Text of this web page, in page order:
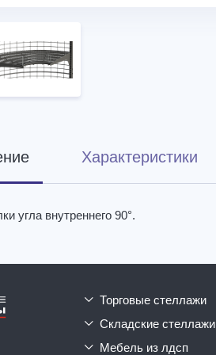
Характеристики
угла внутреннего 90°.
торговые стеллажи
складские стеллажи
мебель из лдсп